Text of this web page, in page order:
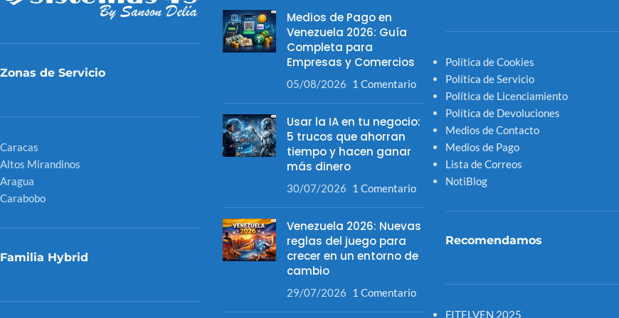
Zonas de Servicio
Caracas
Altos Mirandinos
Aragua
Carabobo
Familia Hybrid
Medios de Pago en
Venezuela 2026: Guía
Completa para
Empresas y Comercios
05/08/2026 1 Comentario
Usar la IA en tu negocio:
5 trucos que ahorran
tiempo y hacen ganar
más dinero
30/07/2026 1 Comentario
Venezuela 2026: Nuevas
reglas del juego para
crecer en un entorno de
cambio
29/07/2026 1 Comentario
Política de Cookies
Política de Servicio
Política de Licenciamiento
Política de Devoluciones
Medios de Contacto
Medios de Pago
Lista de Correos
NotiBlog
Recomendamos
FITELVEN 2025